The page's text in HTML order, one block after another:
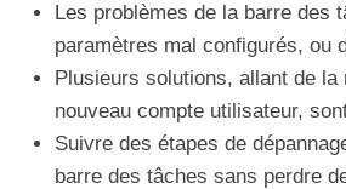
Les problèmes de la barre des
paramètres mal configurés, ou
Plusieurs solutions, allant de la
nouveau compte utilisateur,
Suivre des étapes de
barre des tâches sans perdre